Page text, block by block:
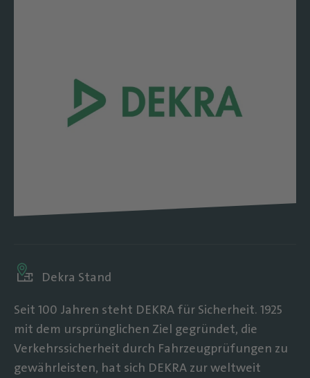
Dekra Stand
Seit 100 Jahren steht DEKRA für Sicherheit. 1925
mit dem ursprünglichen Ziel gegründet, die
Verkehrssicherheit durch Fahrzeugprüfungen zu
gewährleisten, hat sich DEKRA zur weltweit